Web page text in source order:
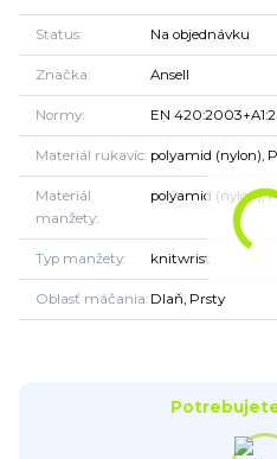
Status Na objednávku
Značka Ansell
Normy EN
Materiál rukavíc polyamid (nylon),
Materiál
manžety
polyamid (nylon),
Typ manžety knitwrist
Oblasť máčania Dlaň, Prsty